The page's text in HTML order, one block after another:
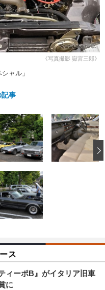
コーティング
防錆
メーカー「旧車」関連プロジェ
クト
プロショップ検索
《写真撮影 嶽宮三郎》
ャル」
記事
ス
ィーポB』がイタリア旧車
に